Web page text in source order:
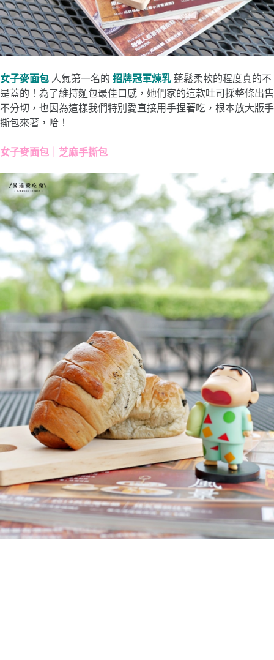
女子麥面包 人氣第一名的 招牌冠軍煉乳 蓬鬆柔軟的程度真的不
是蓋的！為了維持麵包最佳口感，她們家的這款吐司採整條出售
不分切，也因為這樣我們特別愛直接用手捏著吃，根本放大版手
撕包來著，哈！
女子麥面包｜芝麻手撕包